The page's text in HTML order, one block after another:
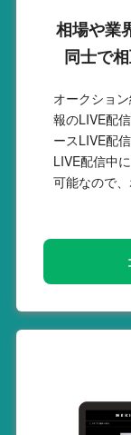
相場や業
同士で
オークショ
報のLIVE配
ースLIVE配
LIVE配信中
可能なので、